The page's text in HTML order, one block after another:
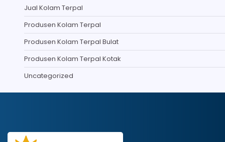
Jual Kolam Terpal
Produsen Kolam Terpal
Produsen Kolam Terpal Bulat
Produsen Kolam Terpal Kotak
Uncategorized